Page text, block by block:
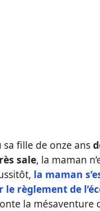
sa fille de onze ans
sale, la maman
la maman
le règlement de
la mésaventure